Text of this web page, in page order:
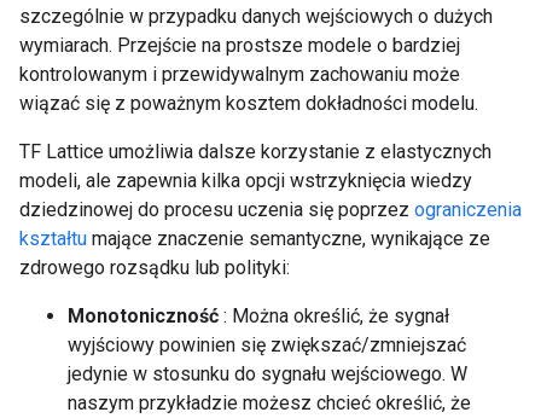
szczególnie w przypadku danych wejściowych o dużych
wymiarach. Przejście na prostsze modele o bardziej
kontrolowanym i przewidywalnym zachowaniu może
wiązać się z poważnym kosztem dokładności modelu.
TF Lattice umożliwia dalsze korzystanie z elastycznych
modeli, ale zapewnia kilka opcji wstrzyknięcia wiedzy
dziedzinowej do procesu uczenia się poprzez ograniczenia
kształtu mające znaczenie semantyczne, wynikające ze
zdrowego rozsądku lub polityki:
Monotoniczność : Można określić, że sygnał
wyjściowy powinien się zwiększać/zmniejszać
jedynie w stosunku do sygnału wejściowego. W
naszym przykładzie możesz chcieć określić, że